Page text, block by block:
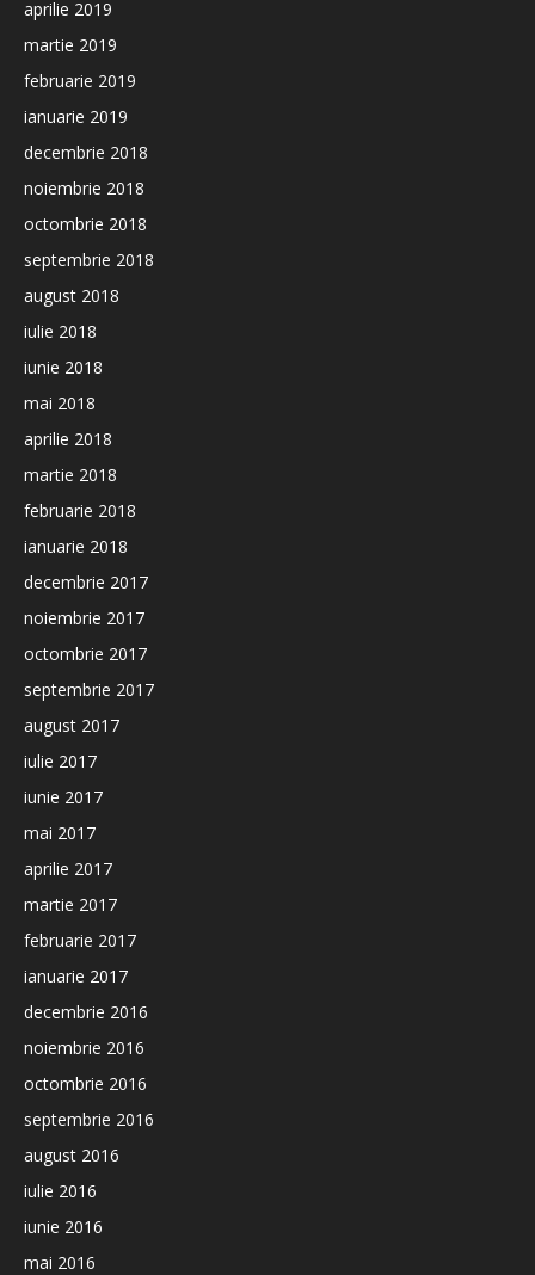
aprilie 2019
martie 2019
februarie 2019
ianuarie 2019
decembrie 2018
noiembrie 2018
octombrie 2018
septembrie 2018
august 2018
iulie 2018
iunie 2018
mai 2018
aprilie 2018
martie 2018
februarie 2018
ianuarie 2018
decembrie 2017
noiembrie 2017
octombrie 2017
septembrie 2017
august 2017
iulie 2017
iunie 2017
mai 2017
aprilie 2017
martie 2017
februarie 2017
ianuarie 2017
decembrie 2016
noiembrie 2016
octombrie 2016
septembrie 2016
august 2016
iulie 2016
iunie 2016
mai 2016